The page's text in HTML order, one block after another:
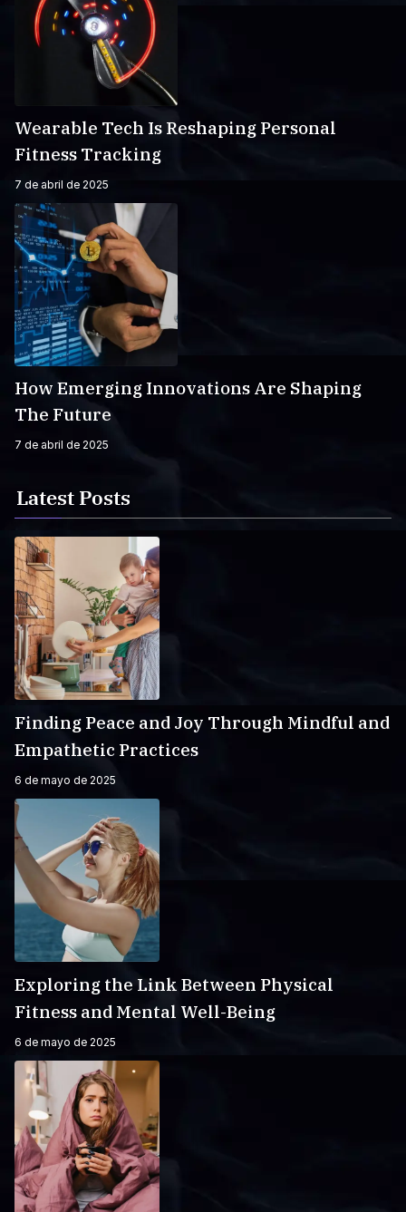
Wearable Tech Is Reshaping Personal
Fitness Tracking
7 de abril de 2025
How Emerging Innovations Are Shaping
The Future
7 de abril de 2025
Latest Posts
Finding Peace and Joy Through Mindful and
Empathetic Practices
6 de mayo de 2025
Exploring the Link Between Physical
Fitness and Mental Well-Being
6 de mayo de 2025